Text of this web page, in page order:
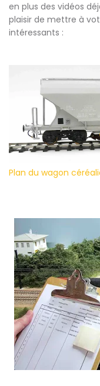
en plus des vidéos
plaisir de mettre à
intéressants :
Plan du wagon